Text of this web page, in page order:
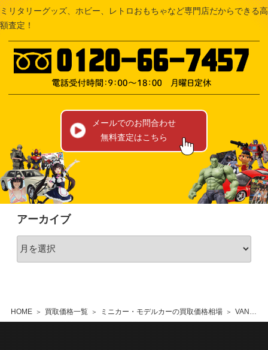
HOME 買取価格一覧 ミニカー・モデルカーの買取価格相場 VAN BELLE ERWIN ボルボ VOLVO FH4 GLOB. 6×4 重機 建機 建設機模型 WSI 1/50
ミリタリーグッズ、ホビー、レトロおもちゃなど専門店だからできる高
額査定！
メールでのお問合わせ
無料査定はこちら
アーカイブ